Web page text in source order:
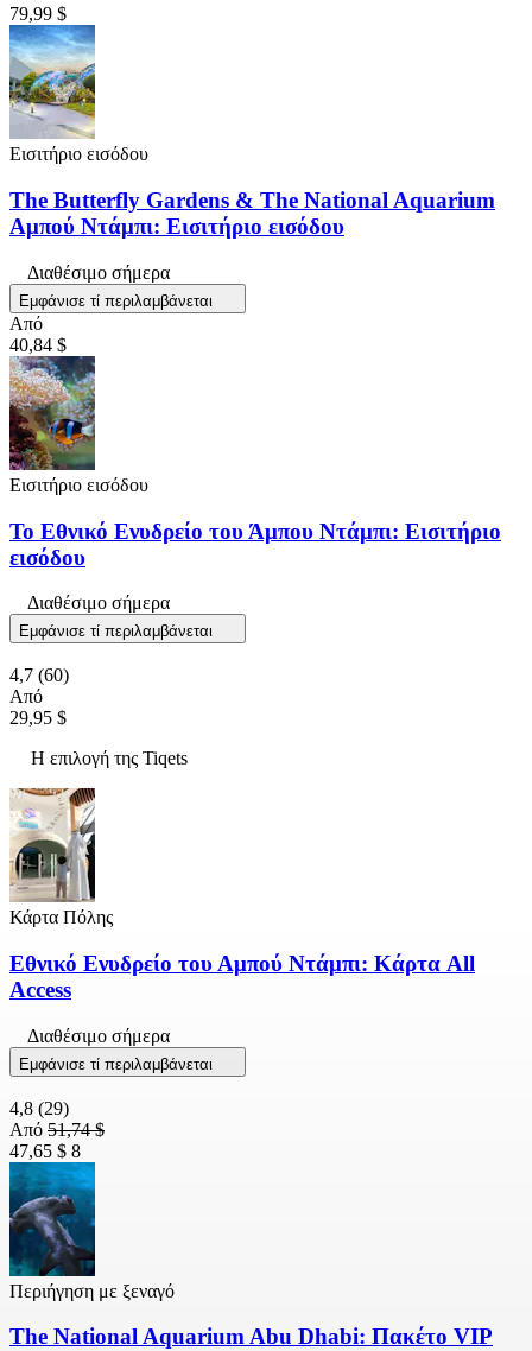
79,99 $
Εισιτήριο εισόδου
The Butterfly Gardens & The National Aquarium
Αμπού Ντάμπι: Εισιτήριο εισόδου
Διαθέσιμο σήμερα
Εμφάνισε τί περιλαμβάνεται
Από
40,84 $
Εισιτήριο εισόδου
Το Εθνικό Ενυδρείο του Άμπου Ντάμπι: Εισιτήριο
εισόδου
Διαθέσιμο σήμερα
Εμφάνισε τί περιλαμβάνεται
4,7 (60)
Από
29,95 $
Η επιλογή της Tiqets
Κάρτα Πόλης
Εθνικό Ενυδρείο του Αμπού Ντάμπι: Κάρτα All
Access
Διαθέσιμο σήμερα
Εμφάνισε τί περιλαμβάνεται
4,8 (29)
Από 51,74 $
47,65 $ 8
Περιήγηση με ξεναγό
The National Aquarium Abu Dhabi: Πακέτο VIP